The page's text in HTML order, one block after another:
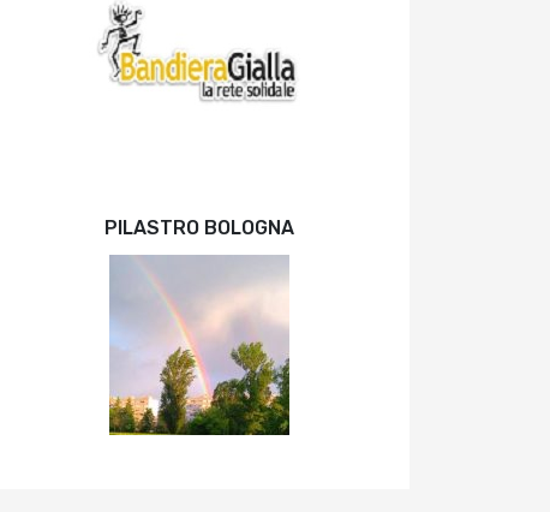
PILASTRO BOLOGNA